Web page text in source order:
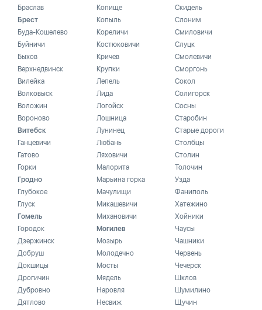
Браслав
Брест
Буда-Кошелево
Буйничи
Быхов
Верхнедвинск
Вилейка
Волковыск
Воложин
Вороново
Витебск
Ганцевичи
Гатово
Горки
Гродно
Глубокое
Глуск
Гомель
Городок
Дзержинск
Добруш
Докшицы
Дрогичин
Дубровно
Дятлово
Копище
Копыль
Кореличи
Костюковичи
Кричев
Крупки
Лепель
Лида
Логойск
Лошница
Лунинец
Любань
Ляховичи
Малорита
Марьина горка
Мачулищи
Микашевичи
Михановичи
Могилев
Мозырь
Молодечно
Мосты
Мядель
Наровля
Несвиж
Скидель
Слоним
Смиловичи
Слуцк
Смолевичи
Сморгонь
Сокол
Солигорск
Сосны
Старобин
Старые дороги
Столбцы
Столин
Толочин
Узда
Фаниполь
Хатежино
Хойники
Чаусы
Чашники
Червень
Чечерск
Шклов
Шумилино
Щучин